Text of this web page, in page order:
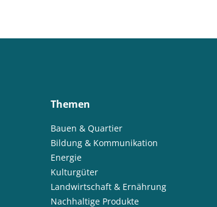
Themen
Bauen & Quartier
Bildung & Kommunikation
Energie
Kulturgüter
Landwirtschaft & Ernährung
Nachhaltige Produkte